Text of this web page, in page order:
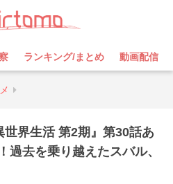
ランキング/まとめ 動画配信
世界生活 第2期』第30話あ
過去を乗り越えたスバル、